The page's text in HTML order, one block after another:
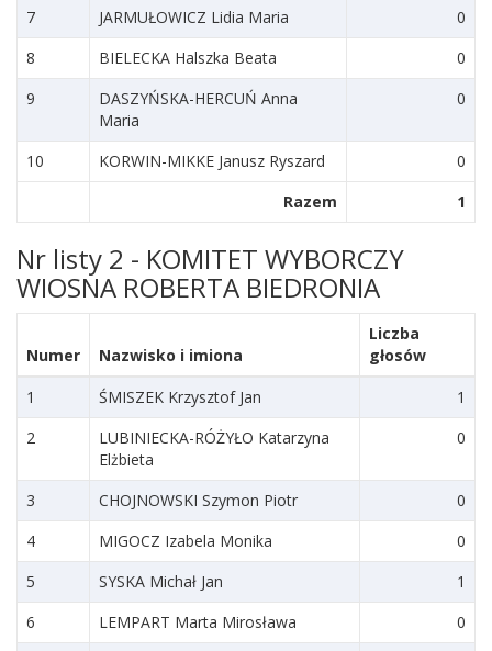
7 JARMUŁOWICZ Lidia Maria
0
8
BIELECKA Halszka Beata
0
9
DASZYŃSKA-HERCUŃ Anna
Maria
0
10 KORWIN-MIKKE Janusz Ryszard
0
Razem
1
Nr listy 2 - KOMITET WYBORCZY
WIOSNA ROBERTA BIEDRONIA
Numer Nazwisko i imiona
Liczba
głosów
1
ŚMISZEK Krzysztof Jan
1
2
LUBINIECKA-RÓŻYŁO Katarzyna
Elżbieta
0
3 CHOJNOWSKI Szymon Piotr
0
4
MIGOCZ Izabela Monika
0
5
SYSKA Michał Jan
1
6
LEMPART Marta Mirosława
0